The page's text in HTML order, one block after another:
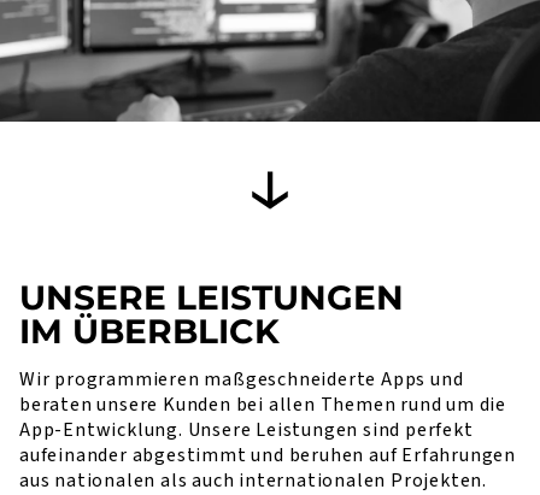
UNSERE LEISTUNGEN
IM ÜBERBLICK
Wir programmieren maßgeschneiderte Apps und
beraten unsere Kunden bei allen Themen rund um die
App-Entwicklung. Unsere Leistungen sind perfekt
aufeinander abgestimmt und beruhen auf Erfahrungen
aus nationalen als auch internationalen Projekten.